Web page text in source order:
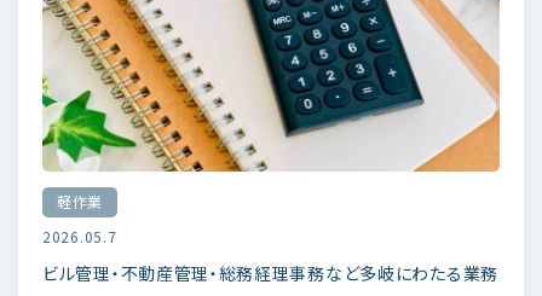
軽作業
2026.05.7
ビル管理・不動産管理・総務経理事務など多岐にわたる業務